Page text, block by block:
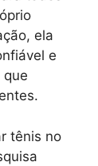
ela
e
tênis no